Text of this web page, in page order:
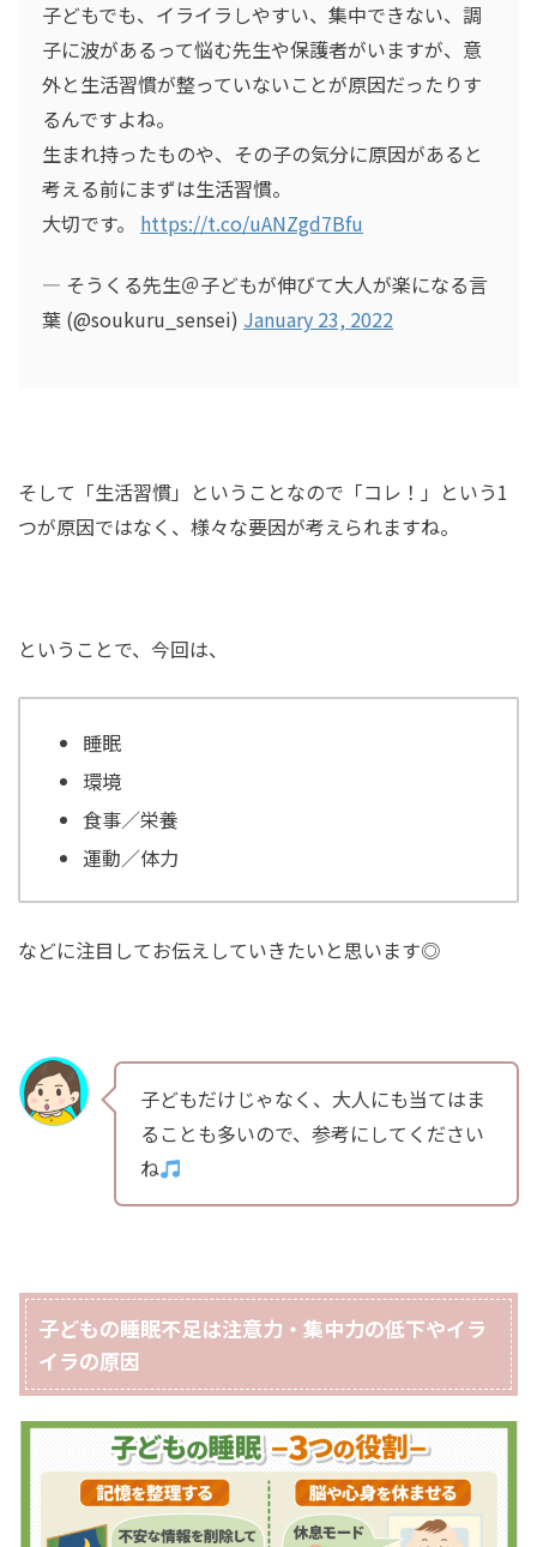
子どもでも、イライラしやすい、集中できない、調
子に波があるって悩む先生や保護者がいますが、意
外と生活習慣が整っていないことが原因だったりす
るんですよね。
生まれ持ったものや、その子の気分に原因があると
考える前にまずは生活習慣。
大切です。 https://t.co/uANZgd7Bfu
— そうくる先生＠子どもが伸びて大人が楽になる言
葉 (@soukuru_sensei) January 23, 2022
そして「生活習慣」ということなので「コレ！」という1
つが原因ではなく、様々な要因が考えられますね。
ということで、今回は、
睡眠
環境
食事／栄養
運動／体力
などに注目してお伝えしていきたいと思います◎
子どもだけじゃなく、大人にも当てはま
ることも多いので、参考にしてください
ね
子どもの睡眠不足は注意力・集中力の低下やイラ
イラの原因